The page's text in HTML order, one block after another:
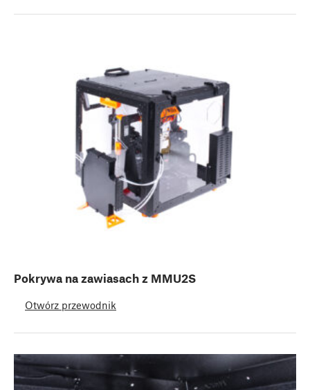
Pokrywa na zawiasach z MMU2S
Otwórz przewodnik